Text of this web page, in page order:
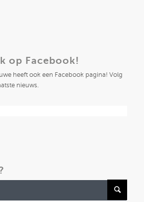
op Facebook!
heeft ook een Facebook pagina! Volg
nieuws.